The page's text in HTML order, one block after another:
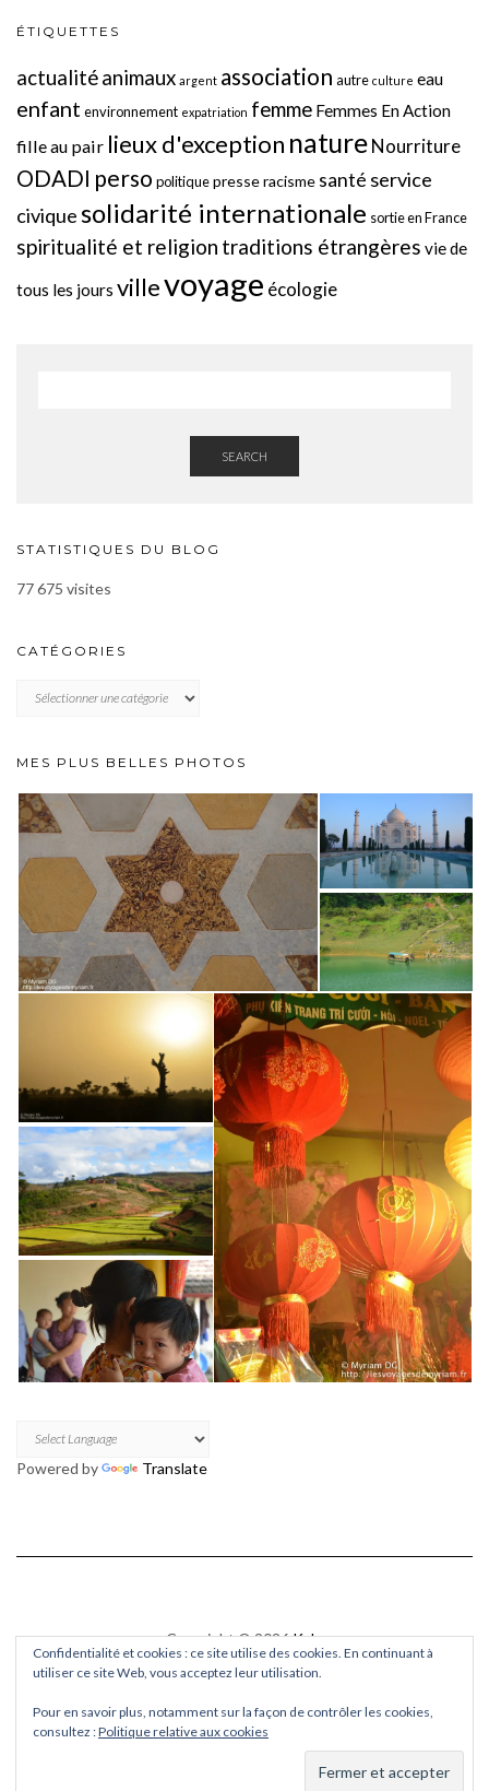
ÉTIQUETTES
actualitéanimaux argent association autre culture eau
enfant environnement expatriation femme Femmes En Action
fille au pair lieux d'exception natureNourriture
ODADI perso politiquepresseracisme santé service
civique solidarité internationale sortie en France
spiritualité et religion traditions étrangères vie de
tous les jours villevoyage écologie
SEARCH
STATISTIQUES DU BLOG
77 675 visites
CATÉGORIES
MES PLUS BELLES PHOTOS
Powered by Translate
Copyright © 2026Kale
Kaleby LyraThemes.com.
Confidentialité et cookies : ce site utilise des cookies. En continuant à
utiliser ce site Web, vous acceptez leur utilisation.
Pour en savoir plus, notamment sur la façon de contrôler les cookies,
consultez :Politique relative aux cookies